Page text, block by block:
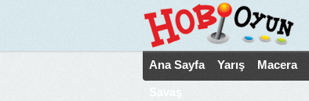
Ana Sayfa Yarış Macera